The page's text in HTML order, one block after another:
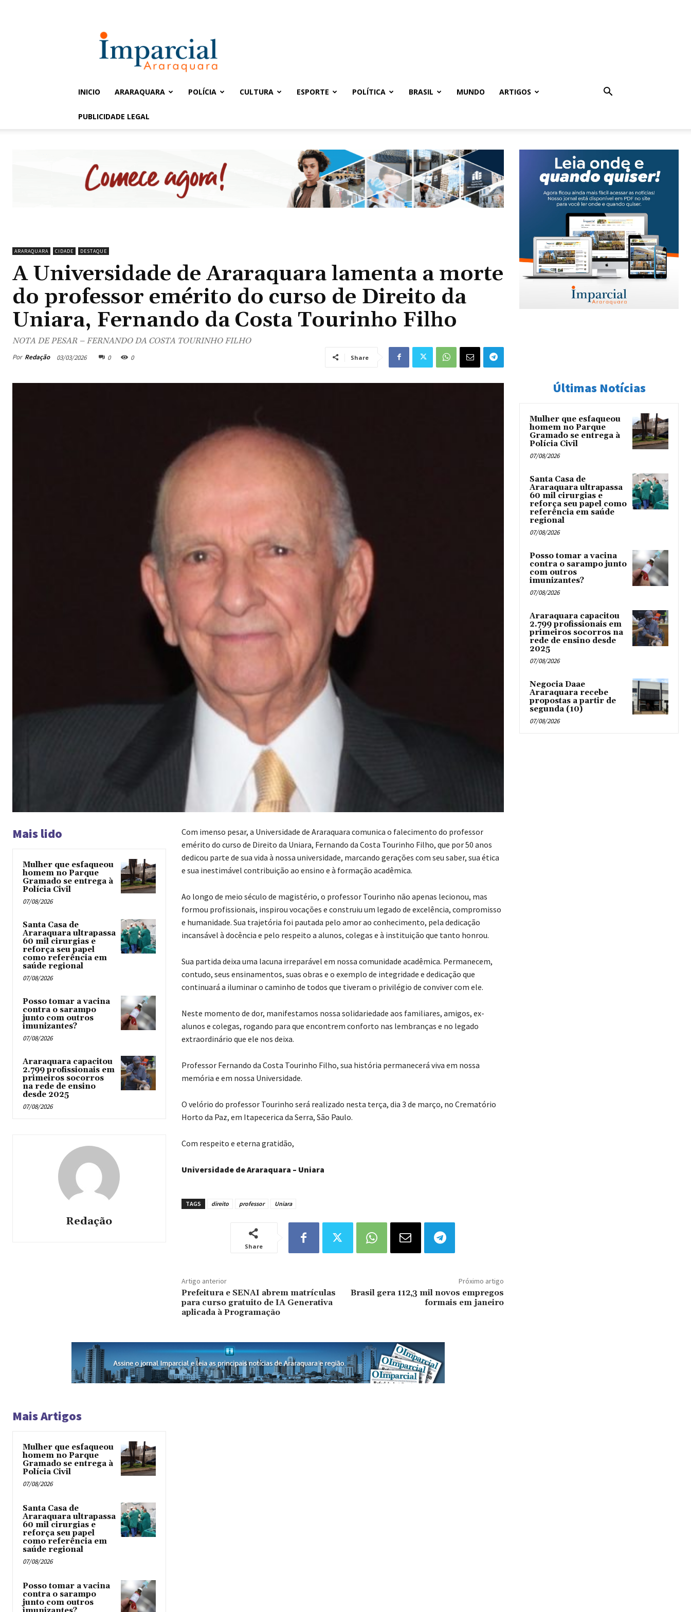
Imparcial
INICIO ARARAQUARA POLÍCIA CULTURA ESPORTE POLÍTICA BRASIL MUNDO ARTIGOS
PUBLICIDADE LEGAL
ARARAQUARA CIDADE DESTAQUE
A Universidade de Araraquara lamenta a morte
do professor emérito do curso de Direito da
Uniara, Fernando da Costa Tourinho Filho
NOTA DE PESAR – FERNANDO DA COSTA TOURINHO FILHO
Por Redação 03/03/2026 0 0 Share
Mais lido
Mulher que esfaqueou
homem no Parque
Gramado se entrega à
Polícia Civil
07/08/2026
Santa Casa de
Araraquara ultrapassa
60 mil cirurgias e
reforça seu papel
como referência em
saúde regional
07/08/2026
Posso tomar a vacina
contra o sarampo
junto com outros
imunizantes?
07/08/2026
Araraquara capacitou
2.799 profissionais em
primeiros socorros
na rede de ensino
desde 2025
07/08/2026
Redação
Com imenso pesar, a Universidade de Araraquara comunica o falecimento do professor
emérito do curso de Direito da Uniara, Fernando da Costa Tourinho Filho, que por 50 anos
dedicou parte de sua vida à nossa universidade, marcando gerações com seu saber, sua ética
e sua inestimável contribuição ao ensino e à formação acadêmica.
Ao longo de meio século de magistério, o professor Tourinho não apenas lecionou, mas
formou profissionais, inspirou vocações e construiu um legado de excelência, compromisso
e humanidade. Sua trajetória foi pautada pelo amor ao conhecimento, pela dedicação
incansável à docência e pelo respeito a alunos, colegas e à instituição que tanto honrou.
Sua partida deixa uma lacuna irreparável em nossa comunidade acadêmica. Permanecem,
contudo, seus ensinamentos, suas obras e o exemplo de integridade e dedicação que
continuará a iluminar o caminho de todos que tiveram o privilégio de conviver com ele.
Neste momento de dor, manifestamos nossa solidariedade aos familiares, amigos, ex-
alunos e colegas, rogando para que encontrem conforto nas lembranças e no legado
extraordinário que ele nos deixa.
Professor Fernando da Costa Tourinho Filho, sua história permanecerá viva em nossa
memória e em nossa Universidade.
O velório do professor Tourinho será realizado nesta terça, dia 3 de março, no Crematório
Horto da Paz, em Itapecerica da Serra, São Paulo.
Com respeito e eterna gratidão,
Universidade de Araraquara – Uniara
TAGS direito professor Uniara
Share
Artigo anterior
Prefeitura e SENAI abrem matrículas
para curso gratuito de IA Generativa
aplicada à Programação
Próximo artigo
Brasil gera 112,3 mil novos empregos
formais em janeiro
Mais Artigos
Mulher que esfaqueou
homem no Parque
Gramado se entrega à
Polícia Civil
07/08/2026
Santa Casa de
Araraquara ultrapassa
60 mil cirurgias e
reforça seu papel
como referência em
saúde regional
07/08/2026
Posso tomar a vacina
contra o sarampo
junto com outros
Últimas Notícias
Mulher que esfaqueou
homem no Parque
Gramado se entrega à
Polícia Civil
07/08/2026
Santa Casa de
Araraquara ultrapassa
60 mil cirurgias e
reforça seu papel como
referência em saúde
regional
07/08/2026
Posso tomar a vacina
contra o sarampo junto
com outros
imunizantes?
07/08/2026
Araraquara capacitou
2.799 profissionais em
primeiros socorros na
rede de ensino desde
2025
07/08/2026
Negocia Daae
Araraquara recebe
propostas a partir de
segunda (10)
07/08/2026